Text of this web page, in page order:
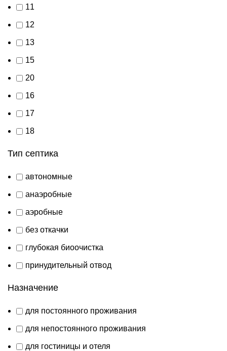
11
12
13
15
20
16
17
18
Тип септика
автономные
анаэробные
аэробные
без откачки
глубокая биоочистка
принудительный отвод
Назначение
для постоянного проживания
для непостоянного проживания
для гостиницы и отеля